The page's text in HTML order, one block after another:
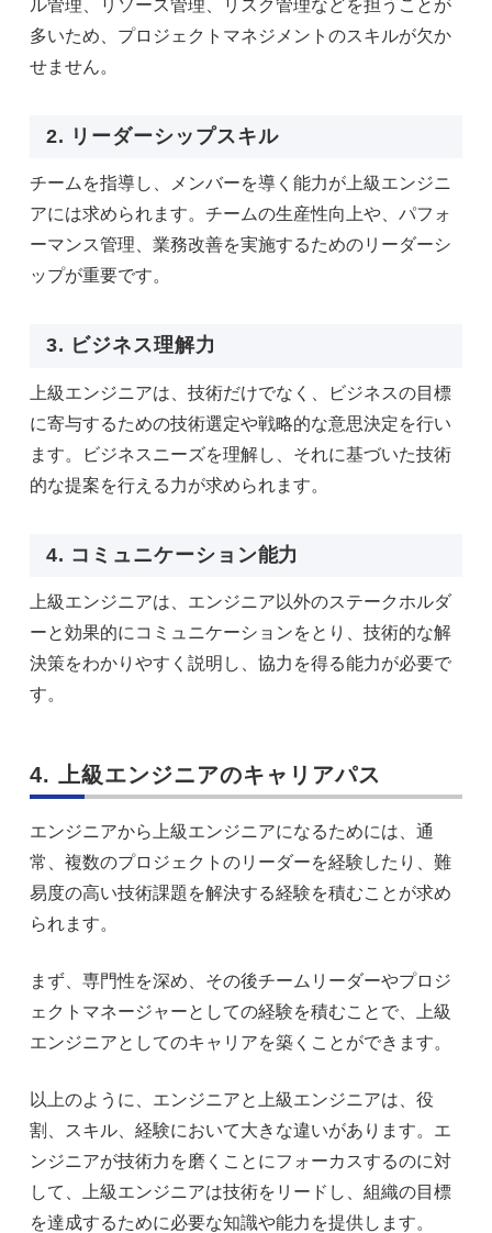
ル管理、リソース管理、リスク管理などを担うことが
多いため、プロジェクトマネジメントのスキルが欠か
せません。
2. リーダーシップスキル
チームを指導し、メンバーを導く能力が上級エンジニ
アには求められます。チームの生産性向上や、パフォ
ーマンス管理、業務改善を実施するためのリーダーシ
ップが重要です。
3. ビジネス理解力
上級エンジニアは、技術だけでなく、ビジネスの目標
に寄与するための技術選定や戦略的な意思決定を行い
ます。ビジネスニーズを理解し、それに基づいた技術
的な提案を行える力が求められます。
4. コミュニケーション能力
上級エンジニアは、エンジニア以外のステークホルダ
ーと効果的にコミュニケーションをとり、技術的な解
決策をわかりやすく説明し、協力を得る能力が必要で
す。
4. 上級エンジニアのキャリアパス
エンジニアから上級エンジニアになるためには、通
常、複数のプロジェクトのリーダーを経験したり、難
易度の高い技術課題を解決する経験を積むことが求め
られます。
まず、専門性を深め、その後チームリーダーやプロジ
ェクトマネージャーとしての経験を積むことで、上級
エンジニアとしてのキャリアを築くことができます。
以上のように、エンジニアと上級エンジニアは、役
割、スキル、経験において大きな違いがあります。エ
ンジニアが技術力を磨くことにフォーカスするのに対
して、上級エンジニアは技術をリードし、組織の目標
を達成するために必要な知識や能力を提供します。